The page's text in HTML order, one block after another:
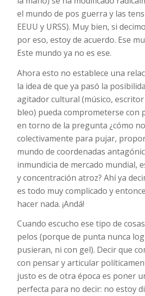
el mundo de pos guerra y las
EEUU y URSS). Muy bien, si
por eso, estoy de acuerdo. Ese
Este mundo ya no es ese.
Ahora esto no establece una
la idea de que ya pasó la
agitador cultural (músico,
bleo) pueda comprometerse con
en torno de la pregunta ¿cómo
colectivamente para pujar,
mundo de coordenadas
inmundicia de mercado mundial,
y concentración atroz? Ahí ya
es todo muy complicado y
hacer nada. ¡Andá!
Cuando escucho ese tipo de
pelos (porque de punta nunca
pusieran, ni con gel). Decir que
con pensar y articular
justo es de otra época es poner
perfecta para no decir: no estoy